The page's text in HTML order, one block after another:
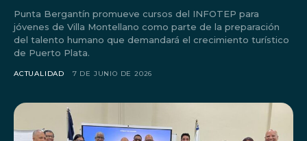
Punta Bergantín promueve cursos del INFOTEP para
jóvenes de Villa Montellano como parte de la preparación
del talento humano que demandará el crecimiento turístico
de Puerto Plata.
ACTUALIDAD 7 DE JUNIO DE 2026